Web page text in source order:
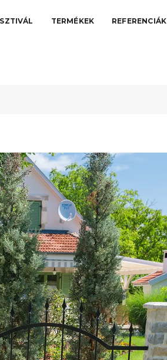
TERMÉKEK REFERENCIÁK